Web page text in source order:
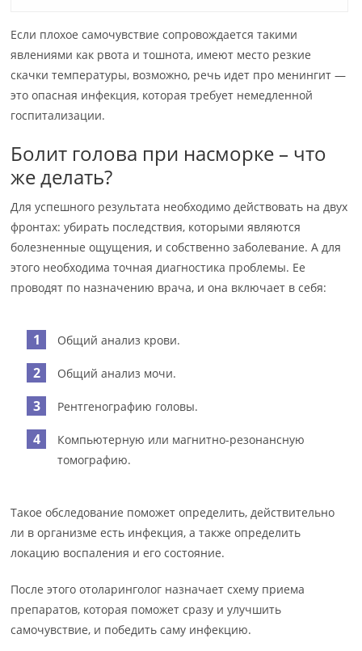
Если плохое самочувствие сопровождается такими
явлениями как рвота и тошнота, имеют место резкие
скачки температуры, возможно, речь идет про менингит —
это опасная инфекция, которая требует немедленной
госпитализации.
Болит голова при насморке – что
же делать?
Для успешного результата необходимо действовать на двух
фронтах: убирать последствия, которыми являются
болезненные ощущения, и собственно заболевание. А для
этого необходима точная диагностика проблемы. Ее
проводят по назначению врача, и она включает в себя:
Общий анализ крови.
Общий анализ мочи.
Рентгенографию головы.
Компьютерную или магнитно-резонансную
томографию.
Такое обследование поможет определить, действительно
ли в организме есть инфекция, а также определить
локацию воспаления и его состояние.
После этого отоларинголог назначает схему приема
препаратов, которая поможет сразу и улучшить
самочувствие, и победить саму инфекцию.